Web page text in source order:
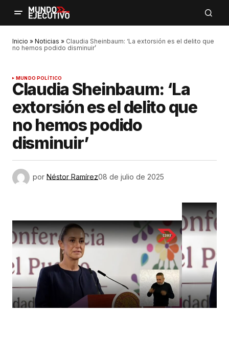
Inicio » Noticias » Claudia Sheinbaum: ‘La extorsión es el delito que
no hemos podido disminuir’
MUNDO POLÍTICO
Claudia Sheinbaum: ‘La
extorsión es el delito que
no hemos podido
disminuir’
por Néstor Ramírez08 de julio de 2025